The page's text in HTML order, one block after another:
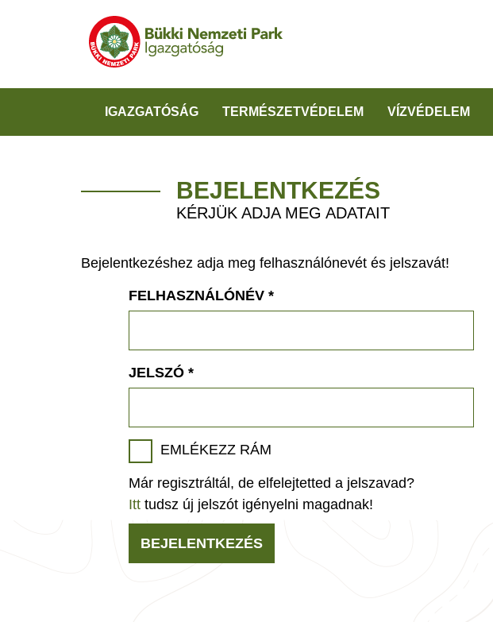
IGAZGATÓSÁG TERMÉSZETVÉDELEM VÍZVÉDELEM
BEJELENTKEZÉS
KÉRJÜK ADJA MEG ADATAIT
Bejelentkezéshez adja meg felhasználónevét és jelszavát!
FELHASZNÁLÓNÉV *
JELSZÓ *
EMLÉKEZZ RÁM
Már regisztráltál, de elfelejtetted a jelszavad?
Itt tudsz új jelszót igényelni magadnak!
BEJELENTKEZÉS